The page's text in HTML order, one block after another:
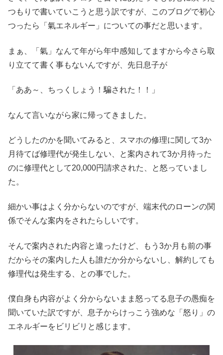
つもりで書いていこうと思う訳ですが、このブログで初心
つったら「氣エネルギー」についての事だと思います。
まぁ、「氣」なんて年がら年中感知してますから今さら取
り立てて書く事もないんですが、先日息子が
「ああ～、ちっくしょう！騙された！！」
なんて言いながら家に帰ってきました。
どうしたのかを聞いてみると、スマホの修理に関して3か
月待てば修理代が発生しない、と案内されて3か月待った
のに修理代として20,000円請求された、と怒っていまし
た。
細かい事はよく分からないのですが、端末代のローンの関
係でそんな案内をされたらしいです。
そんで案内された内容と違ったけど、もう3か月も前の事
だからその案内した人も誰だか分からないし、解約しても
修理代は発生する、との事でした。
僕自身も内容がよく分からないまま怒ってる息子の愚痴を
聞いていた訳ですが、息子からけっこう強めな「怒り」の
エネルギーをビリビリと感じます。